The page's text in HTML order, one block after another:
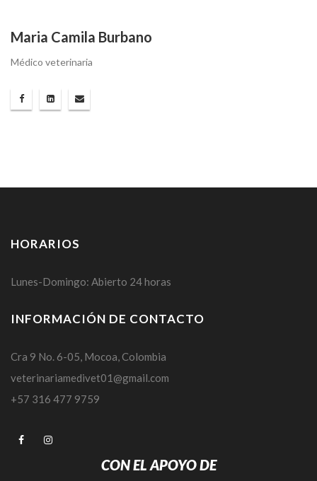
Maria Camila Burbano
Médico veterinaria
HORARIOS
Lunes-Domingo: Abierto 24 horas
INFORMACIÓN DE CONTACTO
Cra 9 No. 6-05, Mocoa, Colombia
veterinariamedivet01@gmail.com
+57 316 477 9759
CON EL APOYO DE